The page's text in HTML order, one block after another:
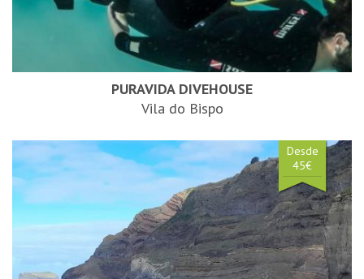
PURAVIDA DIVEHOUSE
Vila do Bispo
Desde
45€